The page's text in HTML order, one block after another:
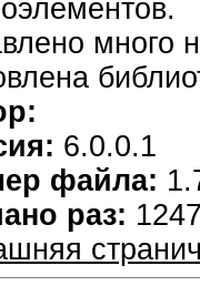
много
6.0.0.1
файла:
раз: